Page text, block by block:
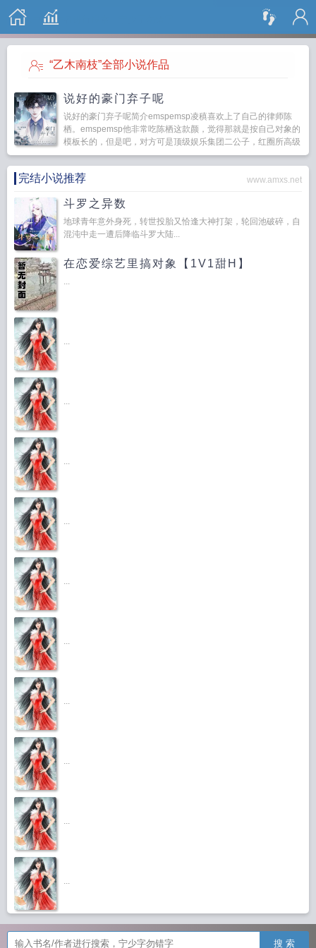
搜 索
“乙木南枝”全部小说作品
说好的豪门弃子呢
说好的豪门弃子呢简介emspemsp凌稹喜欢上了自己的律师陈
栖。emspemsp他非常吃陈栖这款颜，觉得那就是按自己对象的
模板长的，但是吧，对方可是顶级娱乐集团二公子，红圈所高级
合伙人。emspemsp这种...
完结小说推荐 www.amxs.net
斗罗之异数
地球青年意外身死，转世投胎又恰逢大神打架，轮回池破碎，自
混沌中走一遭后降临斗罗大陆...
在恋爱综艺里搞对象【1V1甜H】
...
...
...
...
...
...
...
...
...
...
...
搜 索